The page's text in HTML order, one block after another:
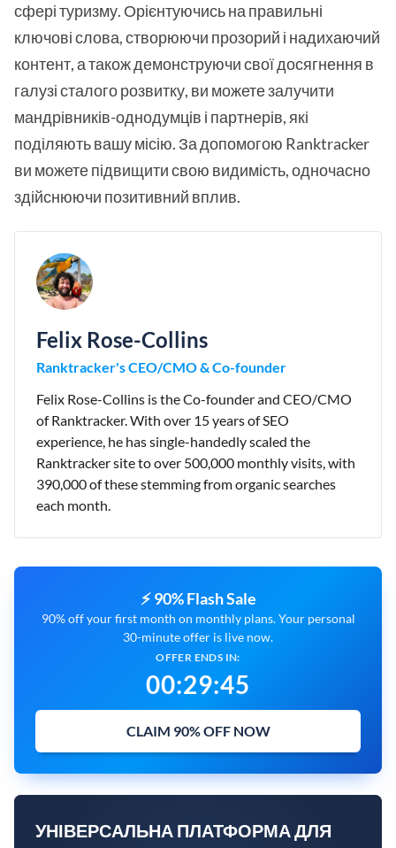
сфері туризму. Орієнтуючись на правильні
ключові слова, створюючи прозорий і надихаючий
контент, а також демонструючи свої досягнення в
галузі сталого розвитку, ви можете залучити
мандрівників-однодумців і партнерів, які
поділяють вашу місію. За допомогою Ranktracker
ви можете підвищити свою видимість, одночасно
здійснюючи позитивний вплив.
Felix Rose-Collins
Ranktracker's CEO/CMO & Co-founder
Felix Rose-Collins is the Co-founder and CEO/CMO
of Ranktracker. With over 15 years of SEO
experience, he has single-handedly scaled the
Ranktracker site to over 500,000 monthly visits, with
390,000 of these stemming from organic searches
each month.
⚡ 90% Flash Sale
90% off your first month on monthly plans. Your personal
30-minute offer is live now.
OFFER ENDS IN:
00:29:44
CLAIM 90% OFF NOW
УНІВЕРСАЛЬНА ПЛАТФОРМА ДЛЯ